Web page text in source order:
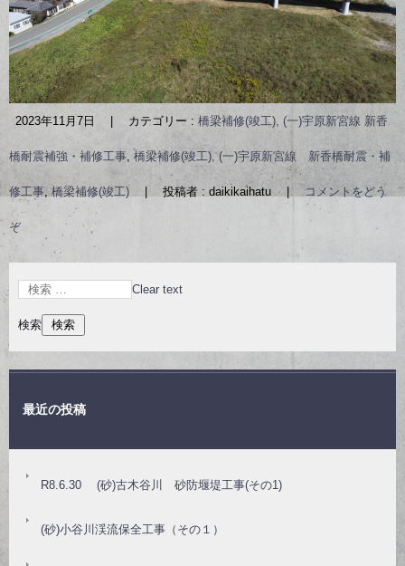
2023年11月7日 カテゴリー : 橋梁補修(竣工), (一)宇原新宮線 新香
橋耐震補強・補修工事, 橋梁補修(竣工), (一)宇原新宮線 新香橋耐震・補
修工事, 橋梁補修(竣工) 投稿者 : daikikaihatu コメントをどう
ぞ
Clear text
検索
最近の投稿
R8.6.30 (砂)古木谷川 砂防堰堤工事(その1)
(砂)小谷川渓流保全工事（その１）